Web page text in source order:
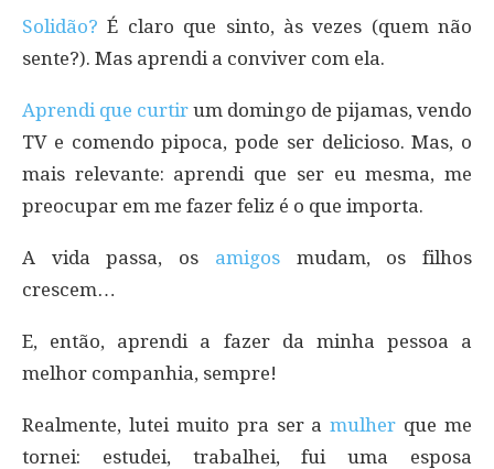
Solidão? É claro que sinto, às vezes (quem não
sente?). Mas aprendi a conviver com ela.
Aprendi que curtir um domingo de pijamas, vendo
TV e comendo pipoca, pode ser delicioso. Mas, o
mais relevante: aprendi que ser eu mesma, me
preocupar em me fazer feliz é o que importa.
A vida passa, os amigosmudam, os filhos
crescem…
E, então, aprendi a fazer da minha pessoa a
melhor companhia, sempre!
Realmente, lutei muito pra ser a mulher que me
tornei: estudei, trabalhei, fui uma esposa